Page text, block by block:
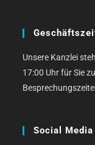
Unsere Kanzlei
17:00 Uhr für Sie
Social Media